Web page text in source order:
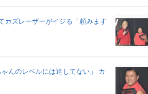
カズレーザーがイジる「頼みます
んのレベルには達してない」 カ